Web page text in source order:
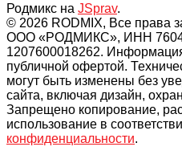
Родмикс на JSprav.
© 2026 RODMIX, Все права
ООО «РОДМИКС», ИНН
1207600018262.
публичной офертой.
могут быть изменены без
сайта, включая дизайн,
Запрещено копирование,
использование в
конфиденциальности.